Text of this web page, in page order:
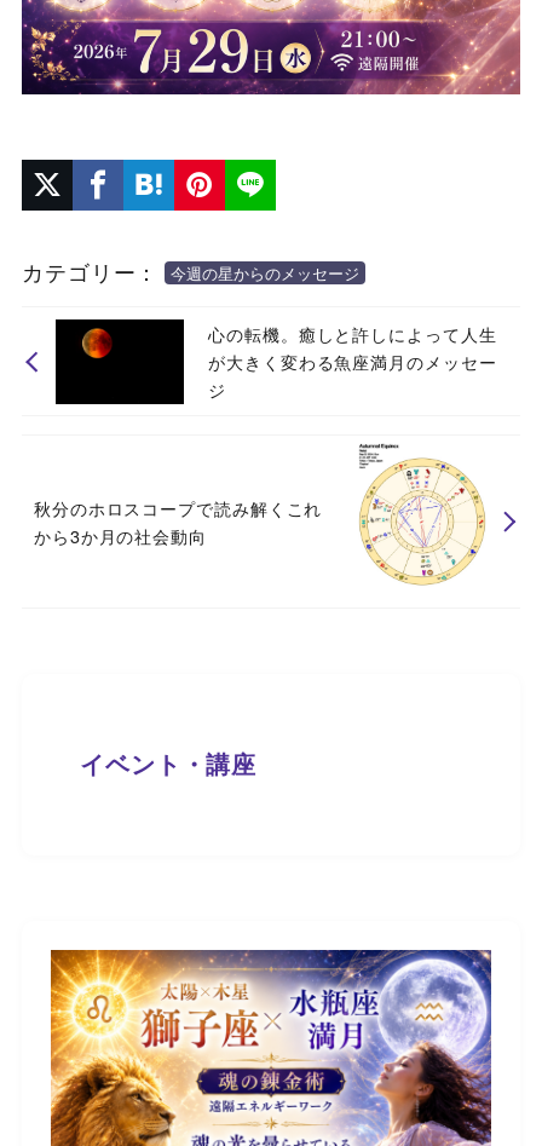
カテゴリー： 今週の星からのメッセージ
心の転機。癒しと許しによって人生
が大きく変わる魚座満月のメッセー
ジ
秋分のホロスコープで読み解くこれ
から3か月の社会動向
イベント・講座